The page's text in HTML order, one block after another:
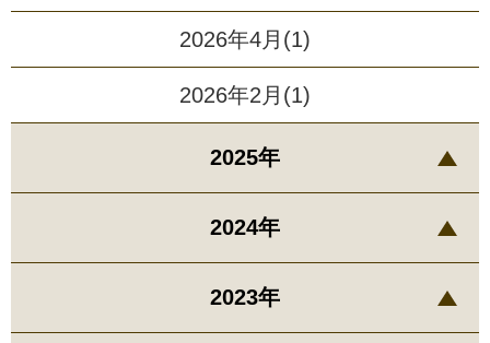
2026年4月(1)
2026年2月(1)
2025年
2024年
2023年